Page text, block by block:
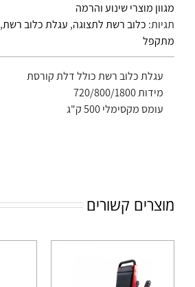
מגוון מוצרי שינוע והרמה
תגיות: כלוב רשת לתצוגה, עגלת כלוב רשת,
מתקפל
עגלת כלוב רשת כולל דלת קורסת
מידות 720/800/1800
עומס מקסימלי 500 ק"ג
מוצרים קשורים